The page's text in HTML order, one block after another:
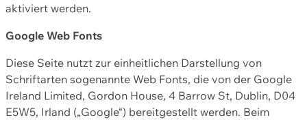
aktiviert werden.
Google Web Fonts
Diese Seite nutzt zur einheitlichen Darstellung von
Schriftarten sogenannte Web Fonts, die von der Google
Ireland Limited, Gordon House, 4 Barrow St, Dublin, D04
E5W5, Irland („Google“) bereitgestellt werden. Beim